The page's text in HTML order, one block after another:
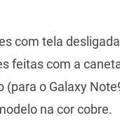
com tela
feitas com a
(para o Galaxy
na cor cobre.